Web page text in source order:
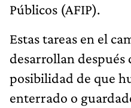
Públicos (AFIP).
Estas tareas en el
desarrollan después
posibilidad de que
enterrado o